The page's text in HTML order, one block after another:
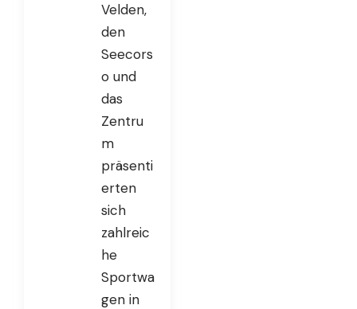
Velden,
den
Seecors
o und
das
Zentru
m
präsenti
erten
sich
zahlreic
he
Sportwa
gen in